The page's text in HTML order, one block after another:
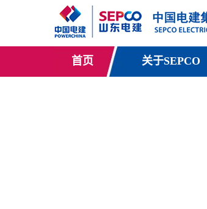
首页 关于SEPCO